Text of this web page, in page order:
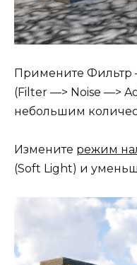
Примените
(Filter —> Noise —>
небольшим
Измените режим
(Soft Light) и